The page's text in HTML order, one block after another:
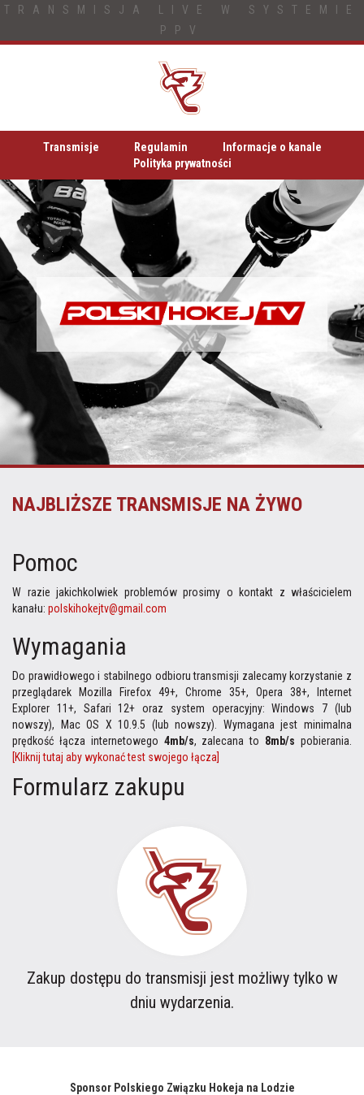
TRANSMISJA LIVE W SYSTEMIE
PPV
Transmisje Regulamin
Informacje o kanale
Polityka prywatności
NAJBLIŻSZE TRANSMISJE NA ŻYWO
Pomoc
W razie jakichkolwiek problemów prosimy o kontakt z właścicielem
kanału: polskihokejtv@gmail.com
Wymagania
Do prawidłowego i stabilnego odbioru transmisji zalecamy korzystanie z
przeglądarek Mozilla Firefox 49+, Chrome 35+, Opera 38+, Internet
Explorer 11+, Safari 12+ oraz system operacyjny: Windows 7 (lub
nowszy), Mac OS X 10.9.5 (lub nowszy). Wymagana jest minimalna
prędkość łącza internetowego 4mb/s, zalecana to 8mb/s pobierania.
[Kliknij tutaj aby wykonać test swojego łącza]
Formularz zakupu
Zakup dostępu do transmisji jest możliwy tylko w
dniu wydarzenia.
Sponsor Polskiego Związku Hokeja na Lodzie